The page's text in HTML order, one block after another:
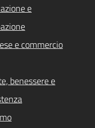
e
e commercio
benessere e